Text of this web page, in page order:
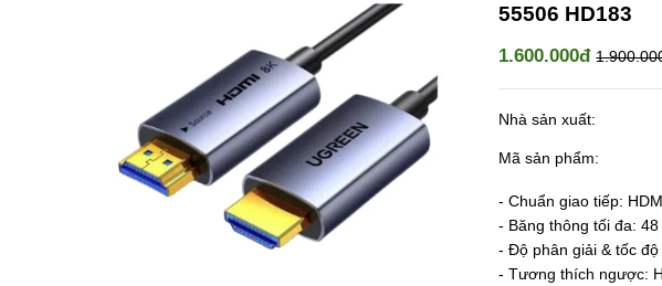
55506 HD183
1.600.000đ
Nhà sản xuất:
Mã sản phẩm:
- Chuẩn giao tiếp:
- Băng thông tối đa:
- Độ phân giải & tốc
- Tương thích ngược: